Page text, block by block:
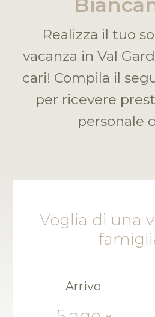
Realizza il tuo
vacanza in Val
cari! Compila il
per ricevere
personale
Voglia di una
Arrivo